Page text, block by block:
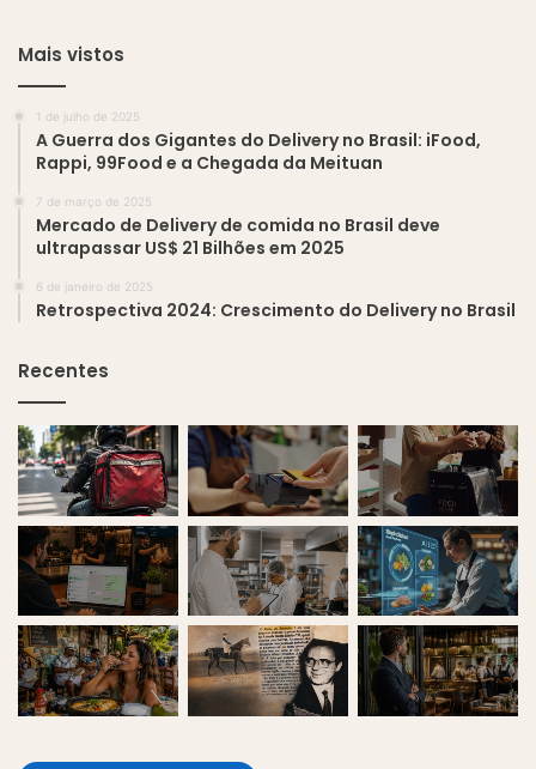
Mais vistos
1 de julho de 2025
A Guerra dos Gigantes do Delivery no Brasil: iFood,
Rappi, 99Food e a Chegada da Meituan
7 de março de 2025
Mercado de Delivery de comida no Brasil deve
ultrapassar US$ 21 Bilhões em 2025
6 de janeiro de 2025
Retrospectiva 2024: Crescimento do Delivery no Brasil
Recentes